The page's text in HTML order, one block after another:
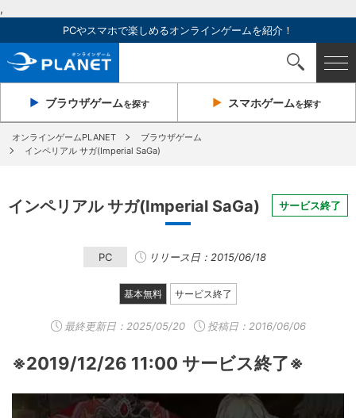
,
PCやスマホで楽しめるオンラインゲームを紹介！
ブラウザゲームを探す スマホゲームを探す
オンラインゲームPLANET
ブラウザゲーム
インペリアル サガ(Imperial SaGa)
インペリアル サガ(Imperial SaGa) サービス終了
PC リリース日：2015/06/18
基本無料 サービス終了
最終更新日： 2025/05/20 投稿日：2016/06/06
※2019/12/26 11:00 サービス終了※